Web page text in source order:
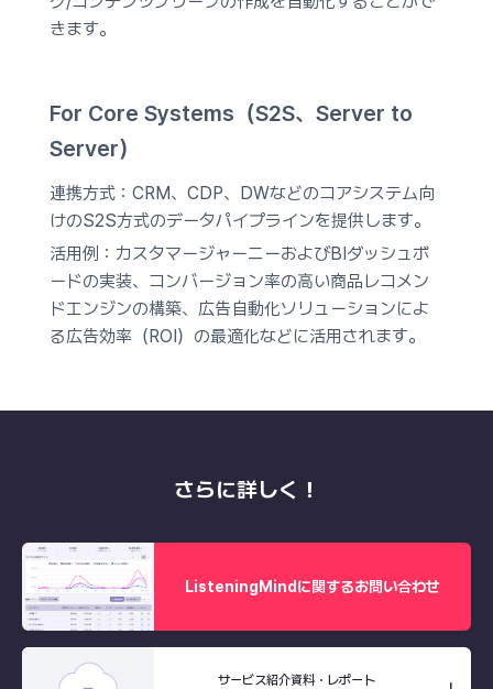
きます。
For Core Systems（S2S、Server to
Server）
連携方式： CRM、CDP、DWなどのコアシステム向
けのS2S方式のデータパイプラインを提供します。
活用例： カスタマージャーニーおよびBIダッシュボ
ードの実装、コンバージョン率の高い商品レコメン
ドエンジンの構築、広告自動化ソリューションによ
る広告効率（ROI）の最適化などに活用されます。
さらに詳しく！
ListeningMindに関するお問い合わせ
サービス紹介資料・レポート